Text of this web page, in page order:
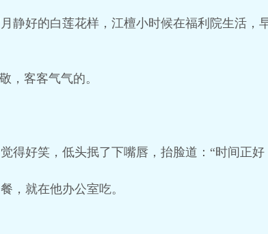
静好的白莲花样，江檀小时候在福利院生活，
，客客气气的。
得好笑，低头抿了下嘴唇，抬脸道：“时间正好
，就在他办公室吃。